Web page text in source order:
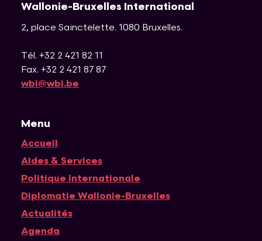
Wallonie-Bruxelles International
2, place Sainctelette. 1080 Bruxelles.
Tél. +32 2 421 82 11
Fax. +32 2 421 87 87
wbi@wbi.be
Menu
Accueil
Navigation principale
Aides & Services
Politique Internationale
Diplomatie Wallonie-Bruxelles
Actualités
Agenda